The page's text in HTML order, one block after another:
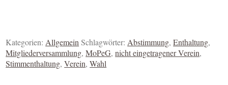
Kategorien:AllgemeinSchlagwörter:Abstimmung,Enthaltung,
Mitgliederversammlung,MoPeG,nicht eingetragener Verein,
Stimmenthaltung,Verein,Wahl